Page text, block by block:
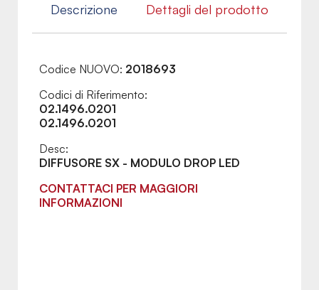
Descrizione Dettagli del prodotto
Codice NUOVO: 2018693
Codici di Riferimento:
02.1496.0201
02.1496.0201
Desc:
DIFFUSORE SX - MODULO DROP LED
CONTATTACI PER MAGGIORI
INFORMAZIONI